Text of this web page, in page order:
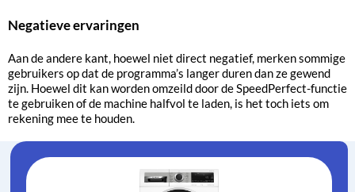
Negatieve ervaringen
Aan de andere kant, hoewel niet direct negatief, merken sommige
gebruikers op dat de programma’s langer duren dan ze gewend
zijn. Hoewel dit kan worden omzeild door de SpeedPerfect-functie
te gebruiken of de machine halfvol te laden, is het toch iets om
rekening mee te houden.